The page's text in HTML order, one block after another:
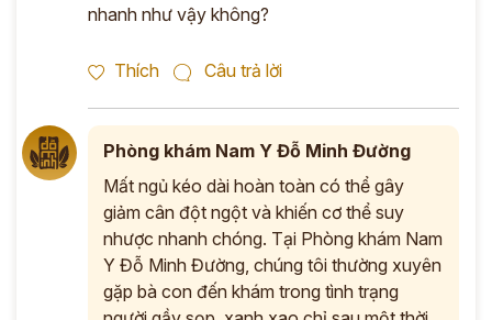
nhanh như vậy không?
Thích Câu trả lời
Phòng khám Nam Y Đỗ Minh Đường
Mất ngủ kéo dài hoàn toàn có thể gây
giảm cân đột ngột và khiến cơ thể suy
nhược nhanh chóng. Tại Phòng khám Nam
Y Đỗ Minh Đường, chúng tôi thường xuyên
gặp bà con đến khám trong tình trạng